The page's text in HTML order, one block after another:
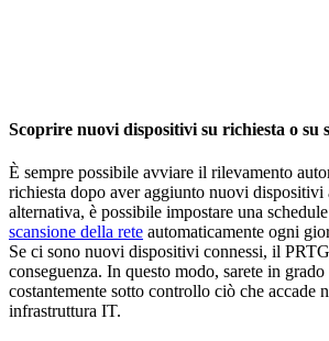
Scoprire nuovi dispositivi su richiesta o su
È sempre possibile avviare il rilevamento
richiesta dopo aver aggiunto nuovi dispositivi
alternativa, è possibile impostare una
scansione della rete automaticamente ogni
Se ci sono nuovi dispositivi connessi, il
conseguenza. In questo modo, sarete in grado
costantemente sotto controllo ciò che accade
infrastruttura IT.